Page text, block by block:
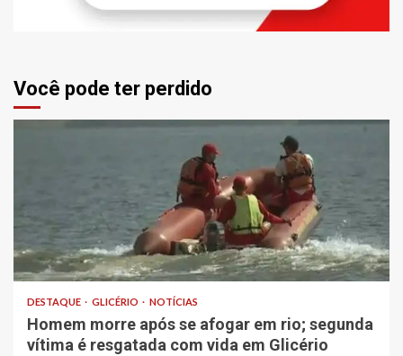
Você pode ter perdido
DESTAQUE GLICÉRIO NOTÍCIAS
Homem morre após se afogar em rio; segunda
vítima é resgatada com vida em Glicério